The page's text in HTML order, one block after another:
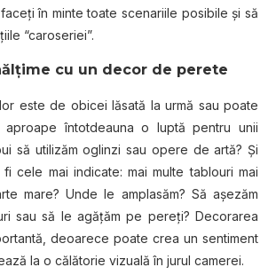
în minte toate scenariile posibile şi să
“caroseriei”.
cu un decor de perete
este de obicei lăsată la urmă sau poate
întotdeauna o luptă pentru unii
să utilizăm oglinzi sau opere de artă? Şi
cele mai indicate: mai multe tablouri mai
mare? Unde le amplasăm? Să aşezăm
sau să le agăţăm pe pereţi? Decorarea
deoarece poate crea un sentiment
la o călătorie vizuală în jurul camerei.